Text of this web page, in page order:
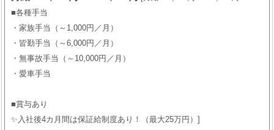
■各種手当
・家族手当（～1,000円／月）
・皆勤手当（～6,000円／月）
・無事故手当（～10,000円／月）
・愛車手当
■賞与あり
✨入社後4カ月間は保証給制度あり！（最大25万円）